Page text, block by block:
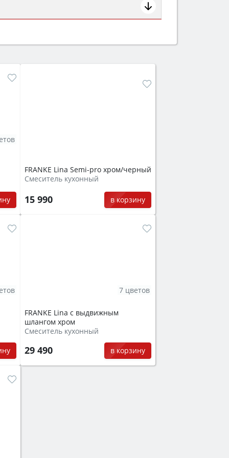
от детей).
FRANKE Lina Semi-pro xром/черный
Смеситель кухонный
15 990 в корзину
FRANKE Lina с выдвижным
шлангом хром
Смеситель кухонный
29 490 в корзину
7 цветов